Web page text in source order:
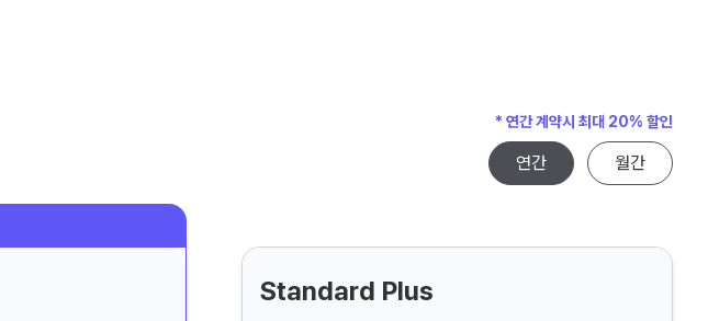
* 연간 계약시 최대 20% 할인
연간 월간
Standard Plus